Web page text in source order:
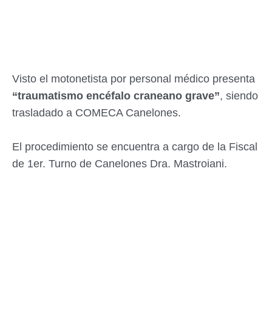
Visto el motonetista por personal médico presenta
“traumatismo encéfalo craneano grave”, siendo
trasladado a COMECA Canelones.
El procedimiento se encuentra a cargo de la Fiscal
de 1er. Turno de Canelones Dra. Mastroiani.